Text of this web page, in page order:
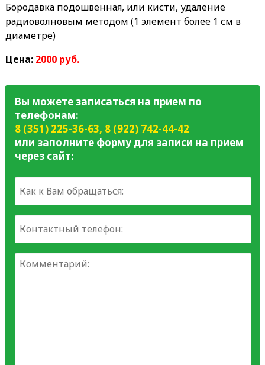
Бородавка подошвенная, или кисти, удаление
радиоволновым методом (1 элемент более 1 см в
диаметре)
Цена:2000 руб.
Вы можете записаться на прием по
телефонам:
8 (351) 225-36-63, 8 (922) 742-44-42
или заполните форму для записи на прием
через сайт: